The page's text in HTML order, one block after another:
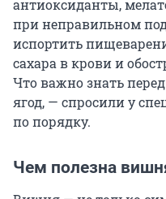
антиоксиданты,
при неправильном
испортить
сахара в крови и
Что важно знать
ягод, — спросили у
по порядку.
Чем полезна